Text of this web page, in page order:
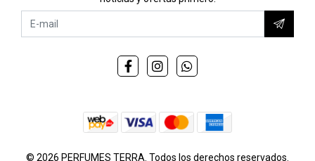
© 2026 PERFUMES TERRA. Todos los derechos reservados.